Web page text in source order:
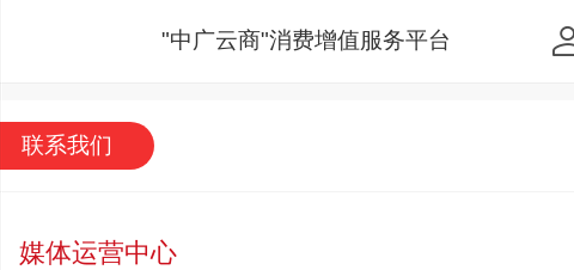
"中广云商"消费增值服务平台
联系我们
媒体运营中心